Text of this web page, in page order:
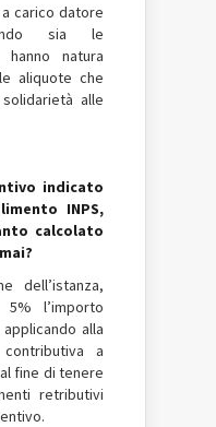
carico datore
sia le
natura
aliquote che
alle
indicato
INPS,
calcolato
dell’istanza,
5% l’importo
alla
contributiva a
fine di tenere
retributivi